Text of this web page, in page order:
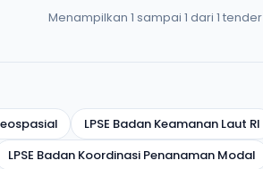
Menampilkan 1 sampai 1 dari 1 tender
LPSE Badan Keamanan Laut RI
LPSE Badan Koordinasi Penanaman Modal